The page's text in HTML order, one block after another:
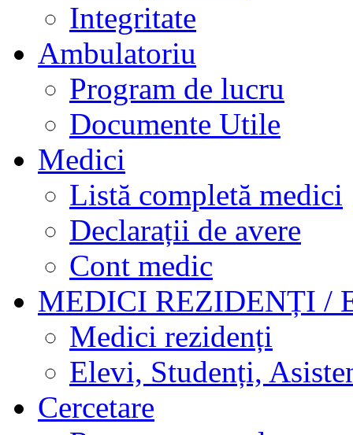
Integritate
Ambulatoriu
Program de lucru
Documente Utile
Medici
Listă completă medici
Declarații de avere
Cont medic
MEDICI REZIDENȚI /
Medici rezidenți
Elevi, Studenți,
Cercetare